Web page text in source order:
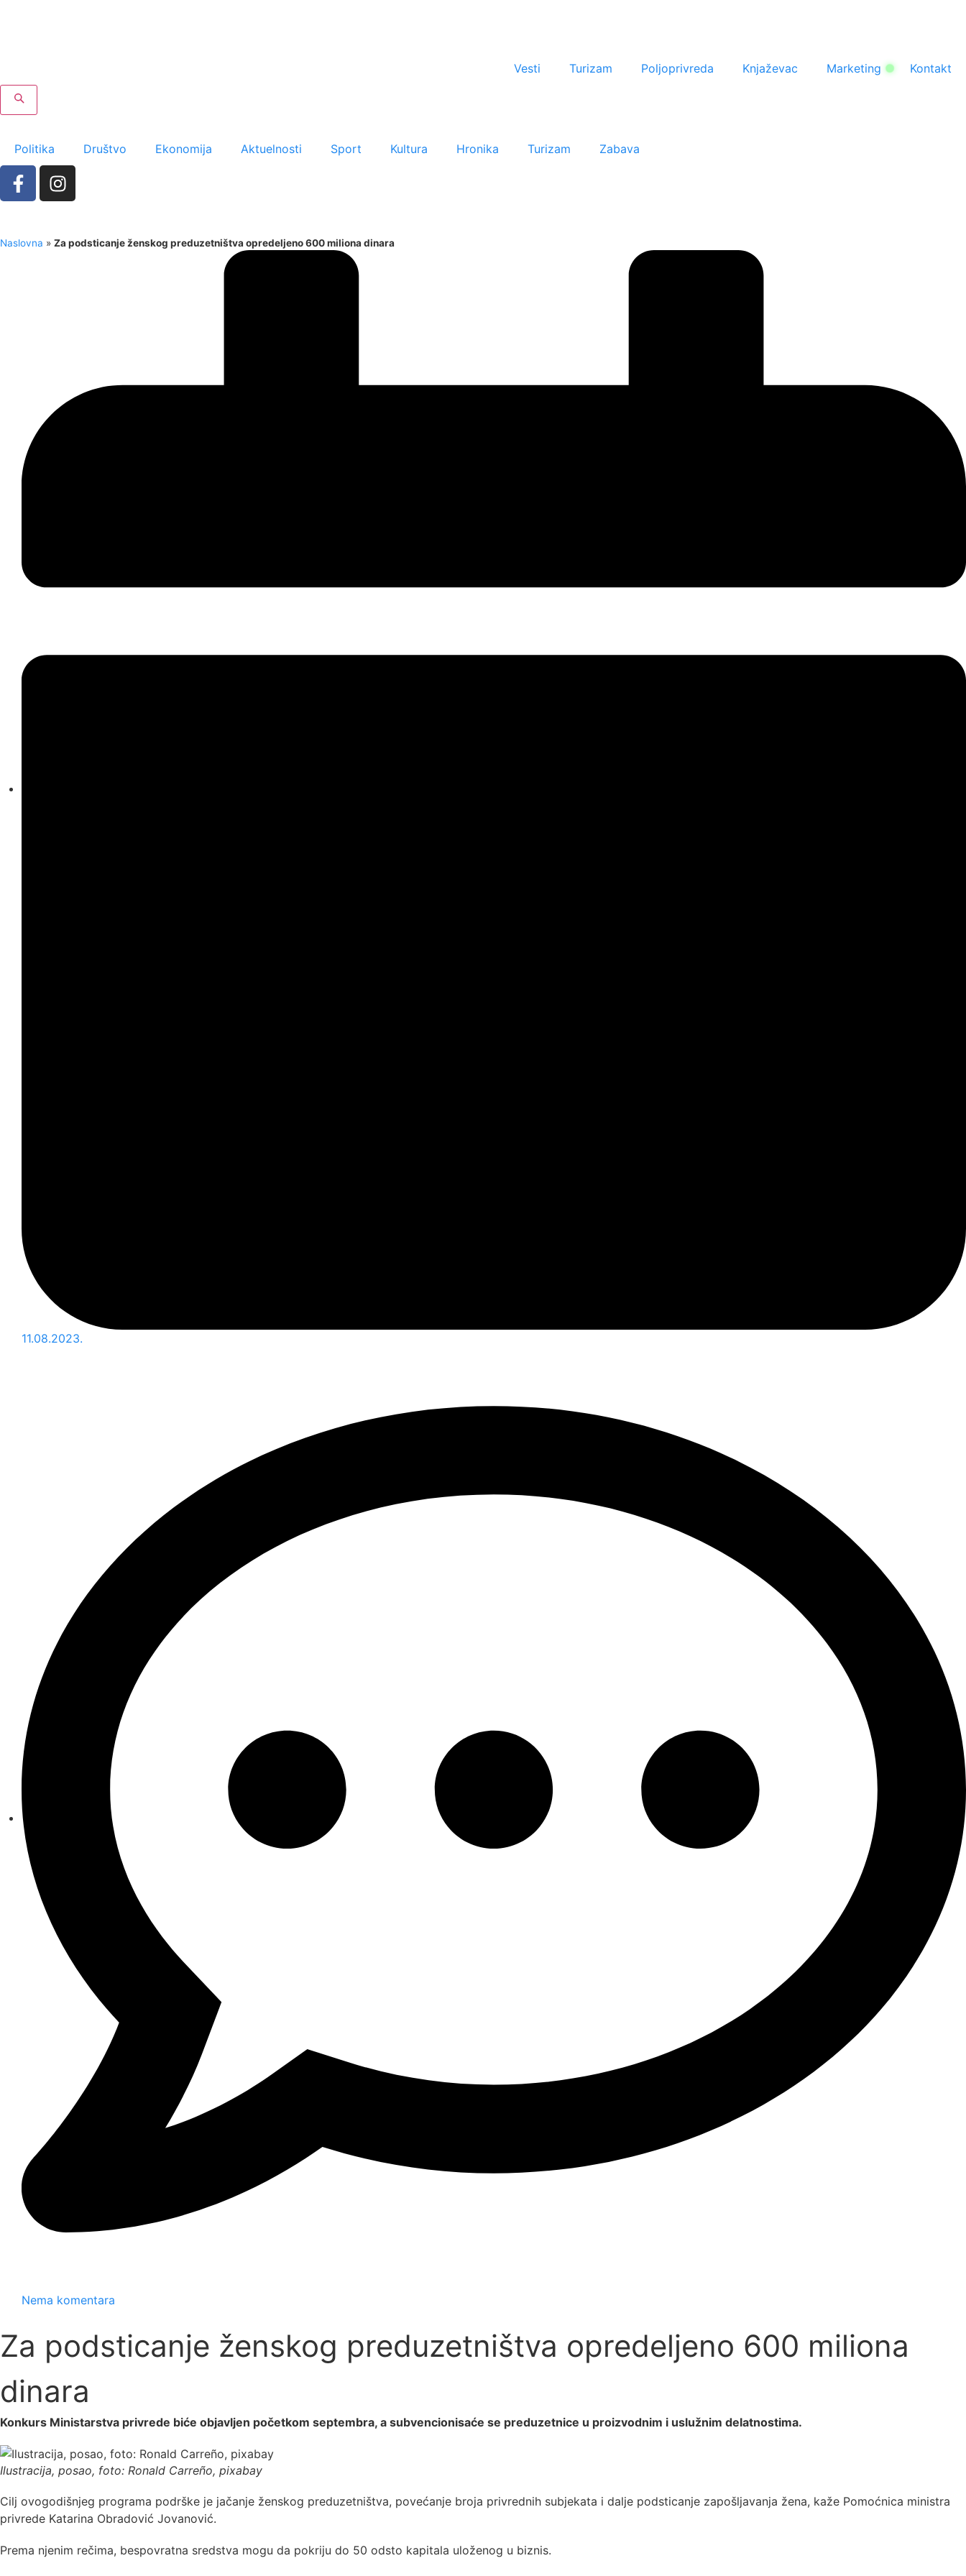
Vesti Turizam Poljoprivreda Knjaževac Marketing Kontakt
Politika Društvo Ekonomija Aktuelnosti Sport Kultura Hronika Turizam Zabava
Naslovna » Za podsticanje ženskog preduzetništva opredeljeno 600 miliona dinara
11.08.2023.
Nema komentara
Za podsticanje ženskog preduzetništva opredeljeno 600 miliona
dinara
Konkurs Ministarstva privrede biće objavljen početkom septembra, a subvencionisaće se preduzetnice u proizvodnim i uslužnim delatnostima.
Ilustracija, posao, foto: Ronald Carreño, pixabay
Cilj ovogodišnjeg programa podrške je jačanje ženskog preduzetništva, povećanje broja privrednih subjekata i dalje podsticanje zapošljavanja žena, kaže Pomoćnica ministra
privrede Katarina Obradović Jovanović.
Prema njenim rečima, bespovratna sredstva mogu da pokriju do 50 odsto kapitala uloženog u biznis.